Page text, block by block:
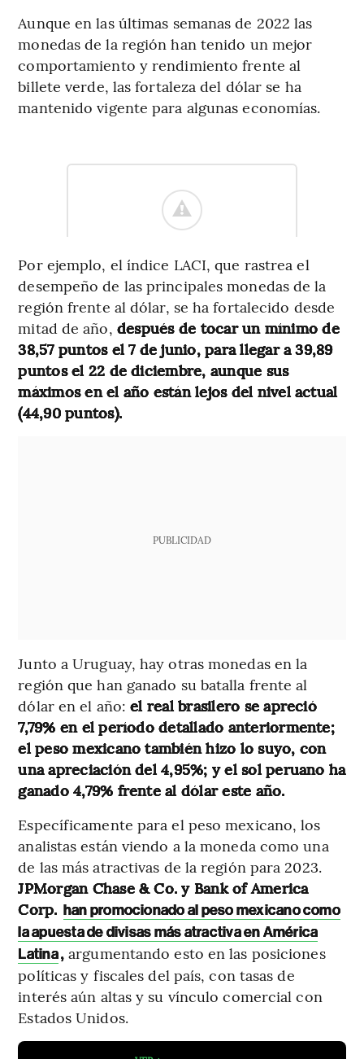
Aunque en las últimas semanas de 2022 las
monedas de la región han tenido un mejor
comportamiento y rendimiento frente al
billete verde, las fortaleza del dólar se ha
mantenido vigente para algunas economías.
Por ejemplo, el índice LACI, que rastrea el
desempeño de las principales monedas de la
región frente al dólar, se ha fortalecido desde
mitad de año, después de tocar un mínimo de
38,57 puntos el 7 de junio, para llegar a 39,89
puntos el 22 de diciembre, aunque sus
máximos en el año están lejos del nivel actual
(44,90 puntos).
PUBLICIDAD
Junto a Uruguay, hay otras monedas en la
región que han ganado su batalla frente al
dólar en el año: el real brasilero se apreció
7,79% en el período detallado anteriormente;
el peso mexicano también hizo lo suyo, con
una apreciación del 4,95%; y el sol peruano ha
ganado 4,79% frente al dólar este año.
Específicamente para el peso mexicano, los
analistas están viendo a la moneda como una
de las más atractivas de la región para 2023.
JPMorgan Chase & Co. y Bank of America
Corp. han promocionado al peso mexicano como
la apuesta de divisas más atractiva en América
Latina, argumentando esto en las posiciones
políticas y fiscales del país, con tasas de
interés aún altas y su vínculo comercial con
Estados Unidos.